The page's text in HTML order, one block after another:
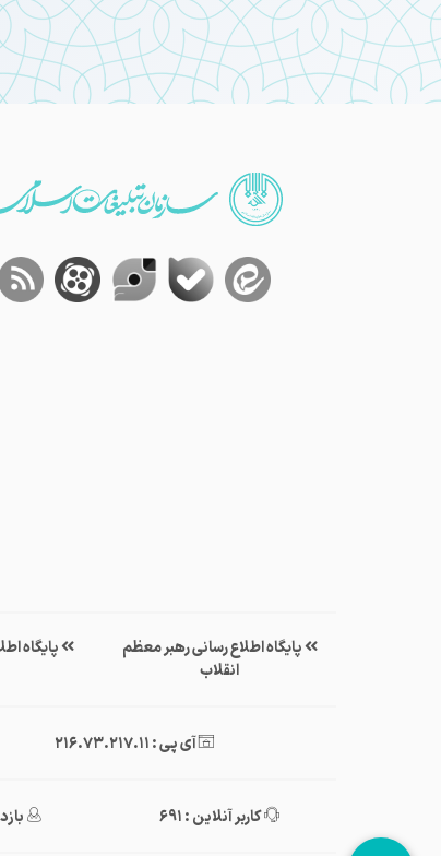
پایگاه اطلاع رسانی رهبر معظم
انقلاب
پایگاه
آی پی : 216.73.217.11
کاربر آنلاین : 691